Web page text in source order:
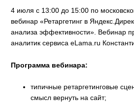
4 июля с 13:00 до 15:00 по
вебинар «Ретаргетинг в
анализа эффективности». Вебинар
аналитик сервиса eLama.ru
Программа вебинара:
типичные ретаргетинговые
смысл вернуть на сайт;